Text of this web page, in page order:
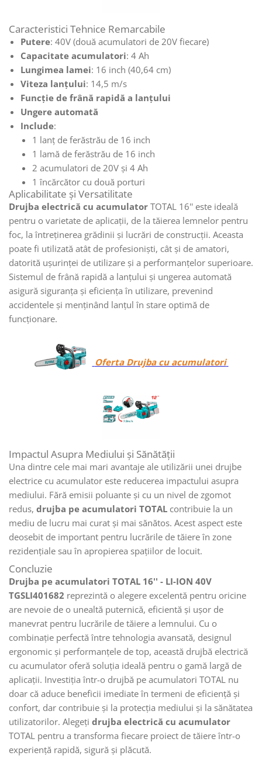
Caracteristici Tehnice Remarcabile
Putere: 40V (două acumulatori de 20V fiecare)
Capacitate acumulatori: 4 Ah
Lungimea lamei: 16 inch (40,64 cm)
Viteza lanțului: 14,5 m/s
Funcție de frână rapidă a lanțului
Ungere automată
Include:
1 lanț de ferăstrău de 16 inch
1 lamă de ferăstrău de 16 inch
2 acumulatori de 20V și 4 Ah
1 încărcător cu două porturi
Aplicabilitate și Versatilitate
Drujba electrică cu acumulator TOTAL 16'' este ideală
pentru o varietate de aplicații, de la tăierea lemnelor pentru
foc, la întreținerea grădinii și lucrări de construcții. Aceasta
poate fi utilizată atât de profesioniști, cât și de amatori,
datorită ușurinței de utilizare și a performanțelor superioare.
Sistemul de frână rapidă a lanțului și ungerea automată
asigură siguranța și eficiența în utilizare, prevenind
accidentele și menținând lanțul în stare optimă de
funcționare.
Oferta Drujba cu acumulatori
Impactul Asupra Mediului și Sănătății
Una dintre cele mai mari avantaje ale utilizării unei drujbe
electrice cu acumulator este reducerea impactului asupra
mediului. Fără emisii poluante și cu un nivel de zgomot
redus, drujba pe acumulatori TOTAL contribuie la un
mediu de lucru mai curat și mai sănătos. Acest aspect este
deosebit de important pentru lucrările de tăiere în zone
rezidențiale sau în apropierea spațiilor de locuit.
Concluzie
Drujba pe acumulatori TOTAL 16'' - LI-ION 40V
TGSLI401682 reprezintă o alegere excelentă pentru oricine
are nevoie de o unealtă puternică, eficientă și ușor de
manevrat pentru lucrările de tăiere a lemnului. Cu o
combinație perfectă între tehnologia avansată, designul
ergonomic și performanțele de top, această drujbă electrică
cu acumulator oferă soluția ideală pentru o gamă largă de
aplicații. Investiția într-o drujbă pe acumulatori TOTAL nu
doar că aduce beneficii imediate în termeni de eficiență și
confort, dar contribuie și la protecția mediului și la sănătatea
utilizatorilor. Alegeți drujba electrică cu acumulator
TOTAL pentru a transforma fiecare proiect de tăiere într-o
experiență rapidă, sigură și plăcută.